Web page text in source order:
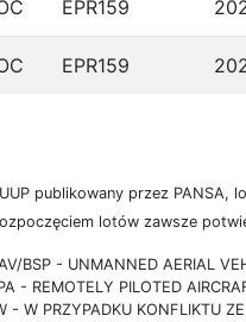
EPR159
EPR159
publikowany przez PANSA,
lotów zawsze
BSP - UNMANNED AERIAL
- REMOTELY PILOTED
- W PRZYPADKU KONFLIKTU